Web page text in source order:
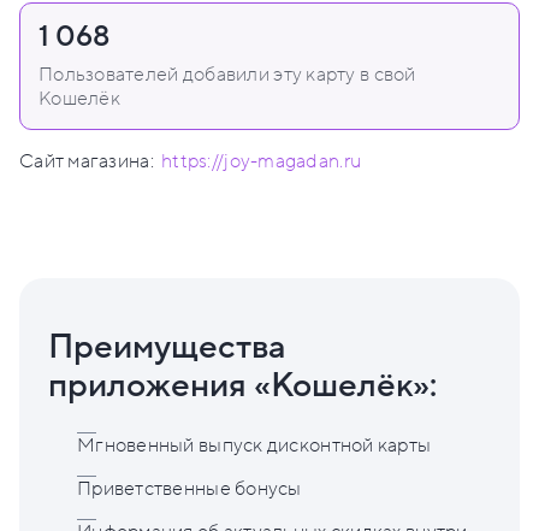
1 068
Пользователей добавили эту карту в свой
Кошелёк
Сайт магазина: https://joy-magadan.ru
Преимущества
приложения «Кошелёк»:
Мгновенный выпуск дисконтной карты
Приветственные бонусы